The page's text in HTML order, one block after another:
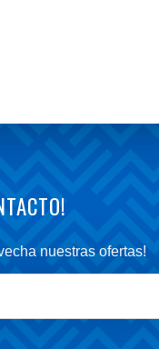
nuestras ofertas!